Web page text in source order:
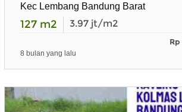
Kec Lembang Bandung Barat
127 m2 3.97 jt/m2
Rp
8 bulan yang lalu